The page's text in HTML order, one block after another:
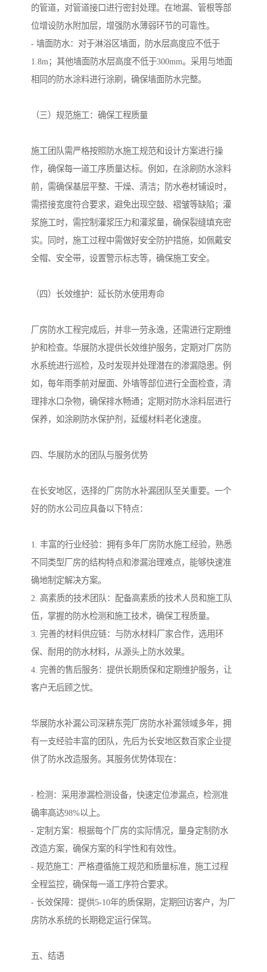
的管道，对管道接口进行密封处理。在地漏、管根等部
位增设防水附加层，增强防水薄弱环节的可靠性。
- 墙面防水：对于淋浴区墙面，防水层高度应不低于
1.8m；其他墙面防水层高度不低于300mm。采用与地面
相同的防水涂料进行涂刷，确保墙面防水完整。
（三）规范施工：确保工程质量
施工团队需严格按照防水施工规范和设计方案进行操
作，确保每一道工序质量达标。例如，在涂刷防水涂料
前，需确保基层平整、干燥、清洁；防水卷材铺设时，
需搭接宽度符合要求，避免出现空鼓、褶皱等缺陷；灌
浆施工时，需控制灌浆压力和灌浆量，确保裂缝填充密
实。同时，施工过程中需做好安全防护措施，如佩戴安
全帽、安全带，设置警示标志等，确保施工安全。
（四）长效维护：延长防水使用寿命
厂房防水工程完成后，并非一劳永逸，还需进行定期维
护和检查。华展防水提供长效维护服务，定期对厂房防
水系统进行巡检，及时发现并处理潜在的渗漏隐患。例
如，每年雨季前对屋面、外墙等部位进行全面检查，清
理排水口杂物，确保排水畅通；定期对防水涂料层进行
保养，如涂刷防水保护剂，延缓材料老化速度。
四、华展防水的团队与服务优势
在长安地区，选择的厂房防水补漏团队至关重要。一个
好的防水公司应具备以下特点：
1. 丰富的行业经验：拥有多年厂房防水施工经验，熟悉
不同类型厂房的结构特点和渗漏治理难点，能够快速准
确地制定解决方案。
2. 高素质的技术团队：配备高素质的技术人员和施工队
伍，掌握的防水检测和施工技术，确保工程质量。
3. 完善的材料供应链：与防水材料厂家合作，选用环
保、耐用的防水材料，从源头上防水效果。
4. 完善的售后服务：提供长期质保和定期维护服务，让
客户无后顾之忧。
华展防水补漏公司深耕东莞厂房防水补漏领域多年，拥
有一支经验丰富的团队，先后为长安地区数百家企业提
供了防水改造服务。其服务优势体现在：
- 检测：采用渗漏检测设备，快速定位渗漏点，检测准
确率高达98%以上。
- 定制方案：根据每个厂房的实际情况，量身定制防水
改造方案，确保方案的科学性和有效性。
- 规范施工：严格遵循施工规范和质量标准，施工过程
全程监控，确保每一道工序符合要求。
- 长效保障：提供5-10年的质保期，定期回访客户，为厂
房防水系统的长期稳定运行保驾。
五、结语